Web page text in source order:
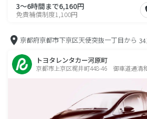
3～6時間まで6,160円
免責補償制度1,100円
京都府京都市下京区天使突抜一丁目から
トヨタレンタカー河原町
京都市上京区梶井町448-46 御車道通清